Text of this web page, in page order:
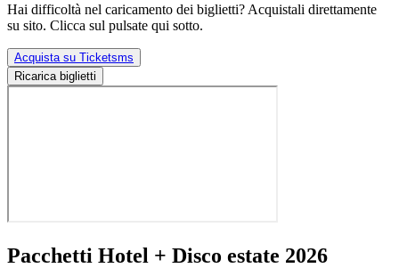
Hai difficoltà nel caricamento dei biglietti? Acquistali direttamente
su sito. Clicca sul pulsate qui sotto.
Acquista su Ticketsms
Ricarica biglietti
Pacchetti Hotel + Disco estate 2026